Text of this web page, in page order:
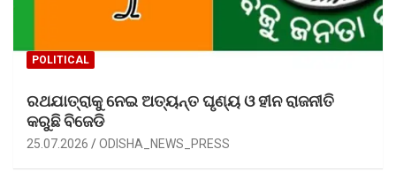
POLITICAL
ରଥଯାତ୍ରାକୁ ନେଇ ଅତ୍ୟନ୍ତ ଘୃଣ୍ୟ ଓ ହୀନ ରାଜନୀତି
କରୁଛି ବିଜେଡି
25.07.2026 ODISHA_NEWS_PRESS